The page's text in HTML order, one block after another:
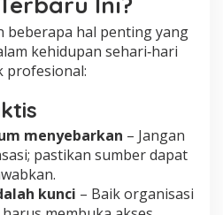
beberapa hal penting yang
kehidupan sehari‑hari
profesional:
menyebarkan – Jangan
pastikan sumber dapat
kunci – Baik organisasi